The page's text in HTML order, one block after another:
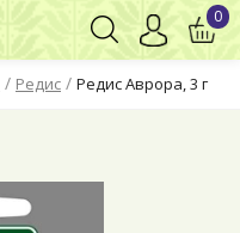
/ Редис / Редис Аврора, 3 г
0